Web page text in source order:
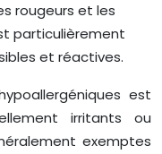
rougeurs et les
particulièrement
et réactives.
est
irritants ou
exemptes